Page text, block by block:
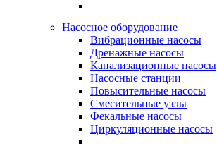
Насосное оборудование
Вибрационные насосы
Дренажные насосы
Канализационные насосы
Насосные станции
Повысительные насосы
Смесительные узлы
Фекальные насосы
Циркуляционные насосы